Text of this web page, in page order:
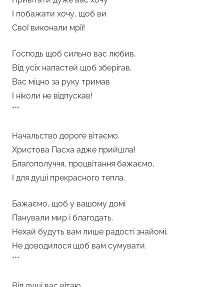
І побажати хочу, щоб ви
Свої виконали мрії!
Господь щоб сильно вас любив,
Від усіх напастей щоб зберігав,
Вас міцно за руку тримав
І ніколи не відпускав!
***
Начальство дороге вітаємо,
Христова Пасха адже прийшла!
Благополуччя, процвітання бажаємо,
І для душі прекрасного тепла.
Бажаємо, щоб у вашому домі
Панували мир і благодать.
Нехай будуть вам лише радості знайомі,
Не доводилося щоб вам сумувати.
***